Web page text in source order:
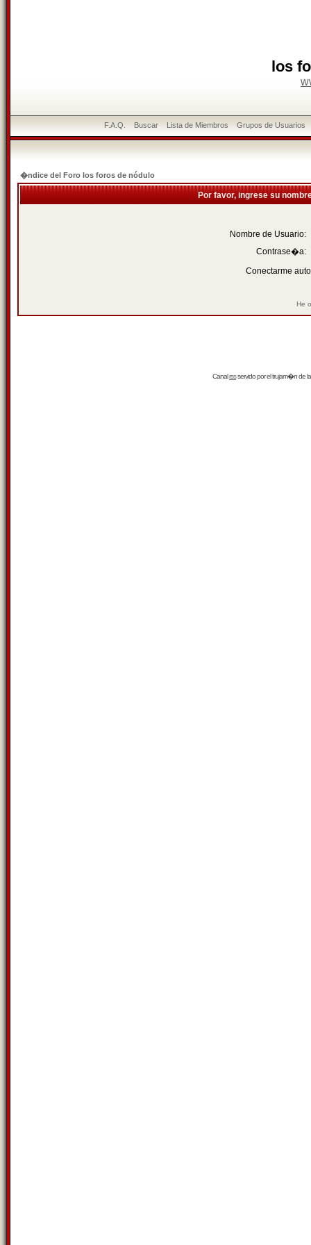
los
F.A.Q. Buscar Lista de Miembros Grupos de Usuarios
�ndice del Foro los foros de nódulo
Por favor, ingrese su
Nombre de Usuario:
Contrase�a:
Conectarme
He
Canalrssservido por eltrujam�nde